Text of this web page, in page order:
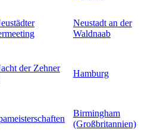
Neustadt an der
Waldnaab
der Zehner
Hamburg
Birmingham
(Großbritannien)